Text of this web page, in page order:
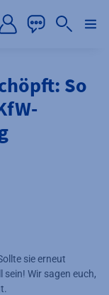
So
sie erneut
Wir sagen euch,